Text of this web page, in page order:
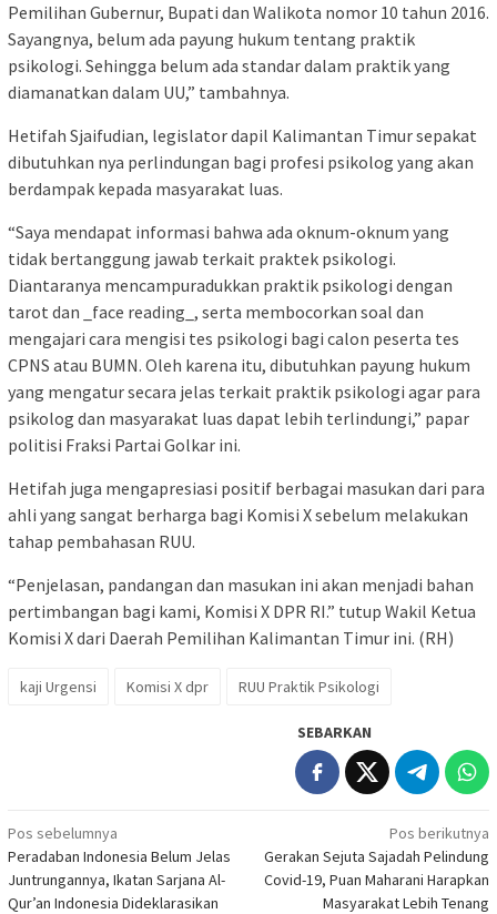
Pemilihan Gubernur, Bupati dan Walikota nomor 10 tahun 2016.
Sayangnya, belum ada payung hukum tentang praktik
psikologi. Sehingga belum ada standar dalam praktik yang
diamanatkan dalam UU,” tambahnya.
Hetifah Sjaifudian, legislator dapil Kalimantan Timur sepakat
dibutuhkan nya perlindungan bagi profesi psikolog yang akan
berdampak kepada masyarakat luas.
“Saya mendapat informasi bahwa ada oknum-oknum yang
tidak bertanggung jawab terkait praktek psikologi.
Diantaranya mencampuradukkan praktik psikologi dengan
tarot dan _face reading_, serta membocorkan soal dan
mengajari cara mengisi tes psikologi bagi calon peserta tes
CPNS atau BUMN. Oleh karena itu, dibutuhkan payung hukum
yang mengatur secara jelas terkait praktik psikologi agar para
psikolog dan masyarakat luas dapat lebih terlindungi,” papar
politisi Fraksi Partai Golkar ini.
Hetifah juga mengapresiasi positif berbagai masukan dari para
ahli yang sangat berharga bagi Komisi X sebelum melakukan
tahap pembahasan RUU.
“Penjelasan, pandangan dan masukan ini akan menjadi bahan
pertimbangan bagi kami, Komisi X DPR RI.” tutup Wakil Ketua
Komisi X dari Daerah Pemilihan Kalimantan Timur ini. (RH)
kaji Urgensi Komisi X dpr RUU Praktik Psikologi
SEBARKAN
Navigasi
pos
Pos sebelumnya
Peradaban Indonesia Belum Jelas
Juntrungannya, Ikatan Sarjana Al-
Qur’an Indonesia Dideklarasikan
Pos berikutnya
Gerakan Sejuta Sajadah Pelindung
Covid-19, Puan Maharani Harapkan
Masyarakat Lebih Tenang